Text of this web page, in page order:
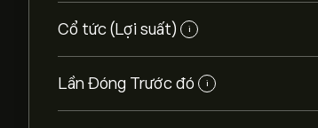
Cổ tức (Lợi suất) i
Lần Đóng Trước đó i